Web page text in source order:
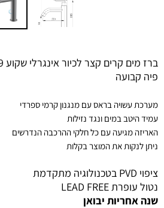
ברז מים קרים קצר לכיור אינגרלי שקוע 1339
פיה קבועה
מערכת עשויה בראס עם מנגנון קרמי ספרדי
עמיד היטב במים ונגד נזילות
האריזה מגיעה עם כל חלקי ההרכבה הנדרשים
ניתן לנקות את המוצר בקלות
ציפוי PVD בטכנולוגיה מתקדמת
נטול עופרת LEAD FREE
שנה אחריות יבואן